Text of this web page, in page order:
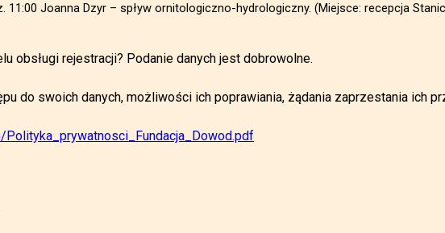
11:00 Joanna Dzyr – spływ ornitologiczno-hydrologiczny. (Miejsce: recepcja
obsługi rejestracji? Podanie danych jest dobrowolne.
do swoich danych, możliwości ich poprawiania, żądania zaprzestania ich